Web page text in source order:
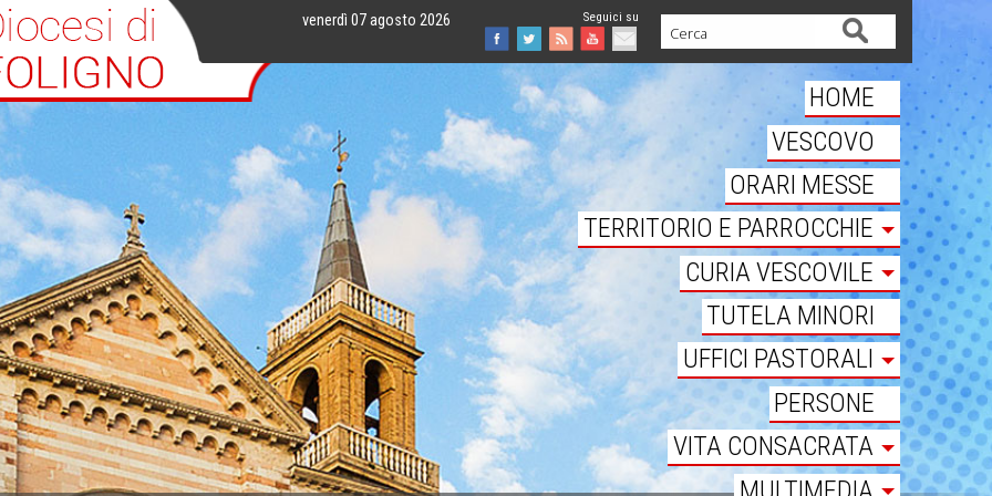
venerdì 07 agosto 2026
Facebook
Twitter
FeedYoutube
Mail
Cerca
HOME
VESCOVO
ORARI MESSE
TERRITORIO E PARROCCHIE
CURIA VESCOVILE
TUTELA MINORI
UFFICI PASTORALI
PERSONE
VITA CONSACRATA